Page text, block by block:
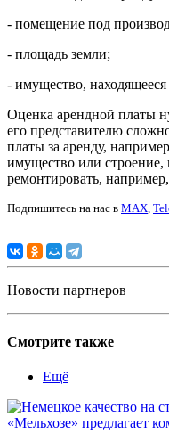
- помещение под
- площадь земли;
- имущество,
Оценка арендной платы
его представителю
платы за аренду,
имущество или строение,
ремонтировать,
Подпишитесь на нас в MAX,
Новости партнеров
Смотрите также
Ещё